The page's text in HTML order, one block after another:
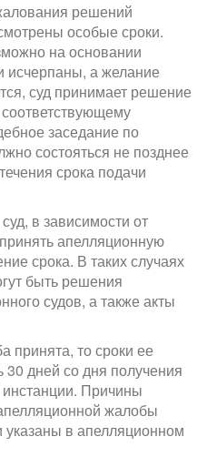
решений
особые сроки.
на основании
исчерпаны, а желание
суд принимает решение
заседание по
состояться не позднее
срока подачи
в зависимости от
апелляционную
срока. В таких случаях
быть решения
судов, а также акты
принята, то сроки ее
дней со дня получения
Причины
жалобы
в апелляционном